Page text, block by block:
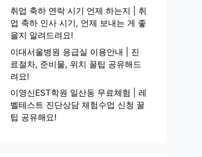
취업 축하 연락 시기 언제 하는지 | 취
업 축하 인사 시기, 언제 보내는 게 좋
을지 알려드려요!
이대서울병원 응급실 이용안내 | 진
료절차, 준비물, 위치 꿀팁 공유해드
려요!
이영신EST학원 일산동 무료체험 | 레
벨테스트 진단상담 체험수업 신청 꿀
팁 공유해요!